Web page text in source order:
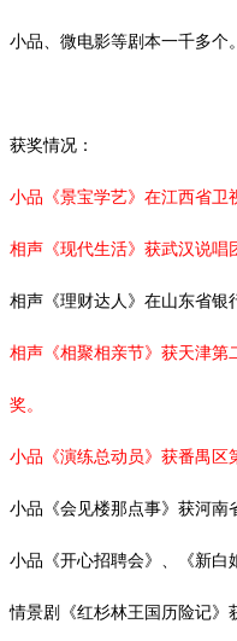
小品、微电影等剧本一千多个。
获奖情况：
小品《景宝学艺》在江西省卫
相声《现代生活》获武汉说唱
相声《理财达人》在山东省银
相声《相聚相亲节》获天津第
奖。
小品《演练总动员》获番禺区
小品《会见楼那点事》获河南
小品《开心招聘会》、《新白
情景剧《红杉林王国历险记》